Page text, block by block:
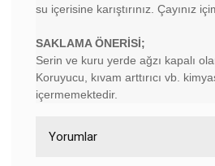
su içerisine karıştırınız. Çayınız
SAKLAMA ÖNERİSİ;
Serin ve kuru yerde ağzı kapalı
Koruyucu, kıvam arttırıcı vb.
içermemektedir.
Yorumlar